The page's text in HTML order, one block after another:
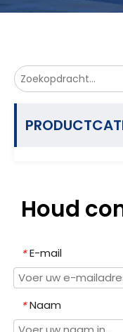
Houd
* E-mail
* Naam